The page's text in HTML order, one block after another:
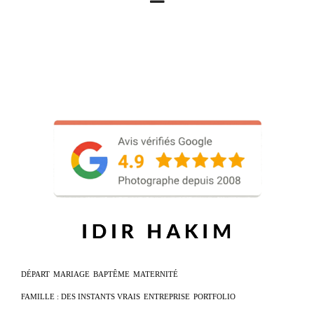
DÉPART MARIAGE BAPTÊME MATERNITÉ
FAMILLE : DES INSTANTS VRAIS ENTREPRISE PORTFOLIO